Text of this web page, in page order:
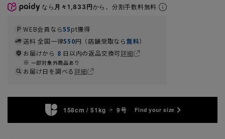
なら 月々1,833円から。分割手数料無料
WEB会員なら55pt獲得
送料 全国一律550円（店舗受取なら無料）
お届けから 8 日以内の返品交換可詳細
一部対象外商品あり
お届け日を調べる詳細
158cm / 51kg 9号 Find your size